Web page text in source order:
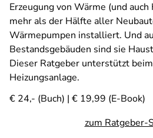
Erzeugung von Wärme (und
mehr als der Hälfte aller
Wärmepumpen installiert. Und
Bestandsgebäuden sind sie
Dieser Ratgeber unterstützt
Heizungsanlage.
€ 24,- (Buch) | € 19,99 (E-Book)
zum Ratgeber-